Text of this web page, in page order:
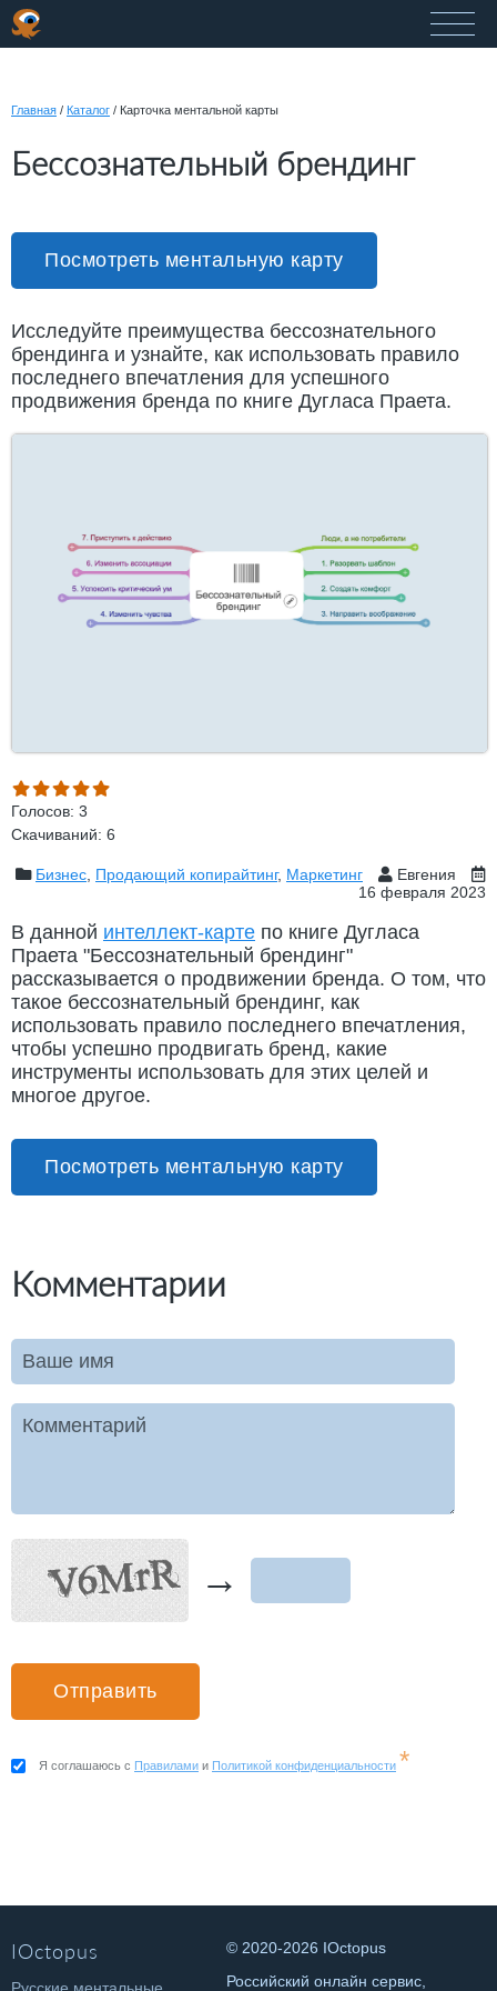
Главная / Каталог / Карточка ментальной карты
Бессознательный брендинг
Посмотреть ментальную карту
Исследуйте преимущества бессознательного
брендинга и узнайте, как использовать правило
последнего впечатления для успешного
продвижения бренда по книге Дугласа Праета.
Голосов: 3
Скачиваний: 6
Бизнес Продающий копирайтинг, Маркетинг
Евгения
16 февраля 2023
В данной интеллект-карте по книге Дугласа
Праета "Бессознательный брендинг"
рассказывается о продвижении бренда. О том, что
такое бессознательный брендинг, как
использовать правило последнего впечатления,
чтобы успешно продвигать бренд, какие
инструменты использовать для этих целей и
многое другое.
Посмотреть ментальную карту
Комментарии
Ваше имя
Комментарий
→
Я соглашаюсь с Правилами и Политикой конфиденциальности *
IOctopus
© 2020-2026 IOctopus
Российский онлайн сервис,